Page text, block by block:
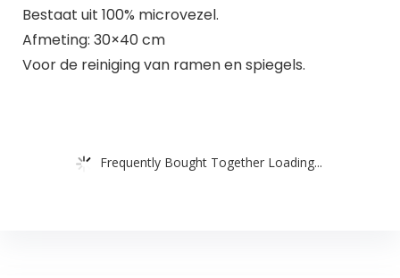
Bestaat uit 100% microvezel.
Afmeting: 30×40 cm
Voor de reiniging van ramen en spiegels.
Frequently Bought Together Loading...